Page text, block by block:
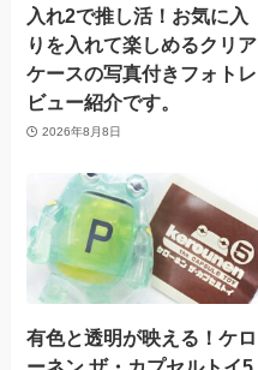
入れ2で推し活！お気に入
りを入れて楽しめるクリア
ケースの写真付きフォトレ
ビュー紹介です。
2026年8月8日
有色と透明が映える！ケロ